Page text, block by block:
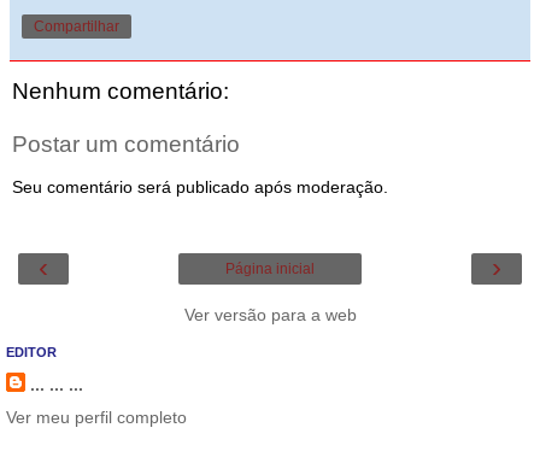
Compartilhar
Nenhum comentário:
Postar um comentário
Seu comentário será publicado após moderação.
‹ ›
Página inicial
Ver versão para a web
EDITOR
... ... ...
Ver meu perfil completo